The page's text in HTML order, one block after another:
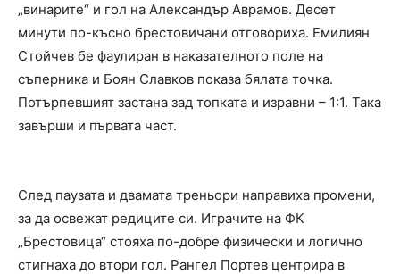
„винарите“ и гол на Александър Аврамов. Десет
минути по-късно брестовичани отговориха. Емилиян
Стойчев бе фаулиран в наказателното поле на
съперника и Боян Славков показа бялата точка.
Потърпевшият застана зад топката и изравни – 1:1. Така
завърши и първата част.
След паузата и двамата треньори направиха промени,
за да освежат редиците си. Играчите на ФК
„Брестовица“ стояха по-добре физически и логично
стигнаха до втори гол. Рангел Портев центрира в